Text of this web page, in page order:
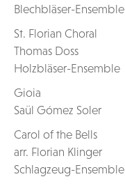
Blechbläser-Ensemble
St. Florian Choral
Thomas Doss
Holzbläser-Ensemble
Gioia
Saül Gómez Soler
Carol of the Bells
arr. Florian Klinger
Schlagzeug-Ensemble